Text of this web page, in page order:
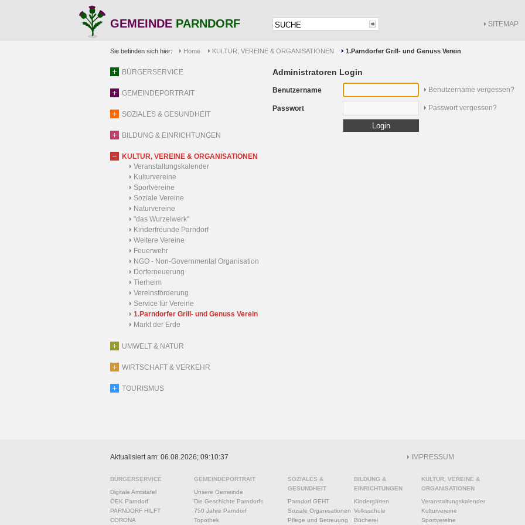
GEMEINDE PARNDORF SITEMAP
Sie befinden sich hier: Home KULTUR, VEREINE & ORGANISATIONEN 1.Parndorfer Grill- und Genuss Verein
BÜRGERSERVICE
GEMEINDEPORTRAIT
SOZIALES & GESUNDHEIT
BILDUNG & EINRICHTUNGEN
KULTUR, VEREINE & ORGANISATIONEN
Veranstaltungskalender
Kulturvereine
Sportvereine
Soziale Vereine
Naturvereine
"das Wurzelwerk"
Kinderfreunde Parndorf
Weitere Vereine
Feuerwehr
NGO - Non-Governmental Organisation
Dorferneuerung
Tierheim
Vereinsförderung
Service für Vereine
1.Parndorfer Grill- und Genuss Verein
Markt der Erde
UMWELT & NATUR
WIRTSCHAFT & VERKEHR
TOURISMUS
Administratoren Login
Benutzername Benutzername vergessen?
Passwort Passwort vergessen?
Aktualisiert am: 06.08.2026; 09:10:37 IMPRESSUM
BÜRGERSERVICE
Digitale Amtstafel
ÖEK Parndorf
PARNDORF HILFT
CORONA
GEMEINDEPORTRAIT
Unsere Gemeinde
Die Geschichte Parndorfs
750 Jahre Parndorf
Topothek
SOZIALES &
GESUNDHEIT
Parndorf GEHT
Soziale Organisationen
Pflege und Betreuung
BILDUNG &
EINRICHTUNGEN
Kindergärten
Volksschule
Bücherei
KULTUR, VEREINE &
ORGANISATIONEN
Veranstaltungskalender
Kulturvereine
Sportvereine